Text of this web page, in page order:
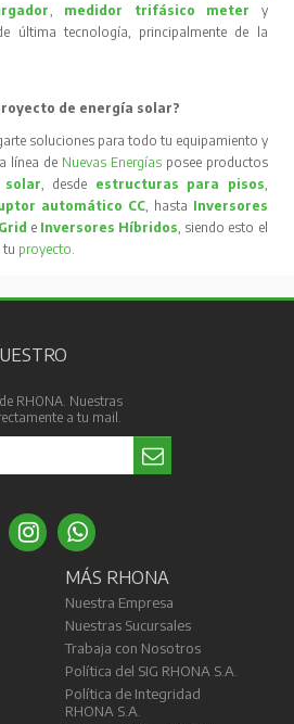
medidor trifásico meter
y
última tecnología, principalmente de la
de energía solar?
soluciones para todo tu equipamiento y
línea de Nuevas Energíasposee productos
solar , desde estructuras para pisos
automático CC, hasta Inversores
e Inversores Híbridos , siendo esto el
tu proyecto
RHONA. Nuestras
a tu mail.
MÁS RHONA
Nuestra Empresa
Nuestras Sucursales
Trabaja con Nosotros
Política del SIG RHONA S.A.
Política de Integridad
RHONA S.A.